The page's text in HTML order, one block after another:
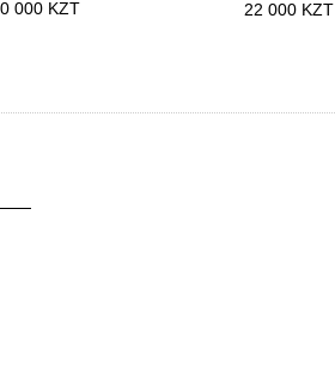
000 KZT 22 000 KZT